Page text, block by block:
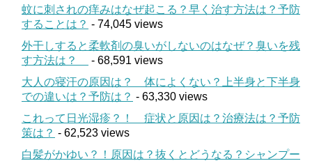
蚊に刺されの痒みはなぜ起こる？早く治す方法は？予防
することは？ - 74,045 views
外干しすると柔軟剤の臭いがしないのはなぜ？臭いを残
す方法は？
- 68,591 views
大人の寝汗の原因は？ 体によくない？上半身と下半身
での違いは？予防は？ - 63,330 views
これって日光湿疹？！ 症状と原因は？治療法は？予防
策は？ - 62,523 views
白髪がかゆい？！原因は？抜くとどうなる？シャンプー